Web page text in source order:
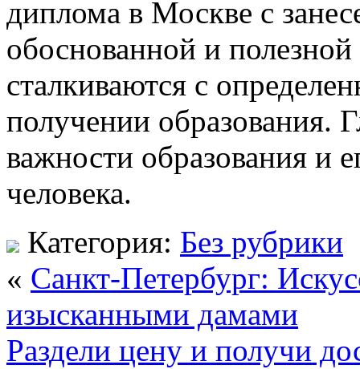
диплома в Москве с
обоснованной и
сталкиваются с
получении образования.
важности образования и
человека.
Категория: Без рубрики
« Санкт-Петербург:
изысканными дамами
Раздели цену и получи